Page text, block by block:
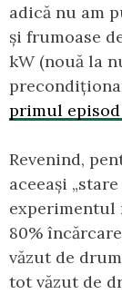
adică nu am
și frumoase
kW (nouă la
primul
Revenind,
aceeași
experimentul
80%
văzut de
tot văzut de